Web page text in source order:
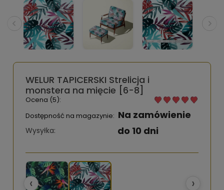
WELUR TAPICERSKI Strelicja i
monstera na mięcie [6-8]
Ocena (5):
Dostępność na magazynie: Na zamówienie
Wysyłka: do 10 dni
‹ ›